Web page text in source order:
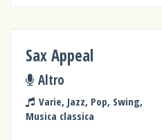
Sax Appeal
Altro
Varie, Jazz, Pop, Swing,
Musica classica